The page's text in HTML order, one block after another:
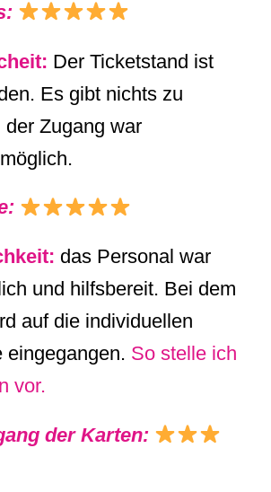
Der Ticketstand ist
Es gibt nichts zu
der Zugang war
das Personal war
und hilfsbereit. Bei dem
auf die individuellen
eingegangen. So stelle ich
vor.
der Karten: